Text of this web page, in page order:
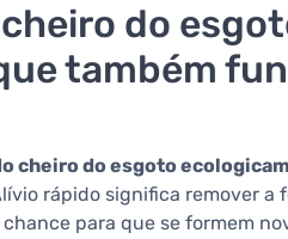
do
também
cheiro do esgoto
rápido significa remover a
para que se formem